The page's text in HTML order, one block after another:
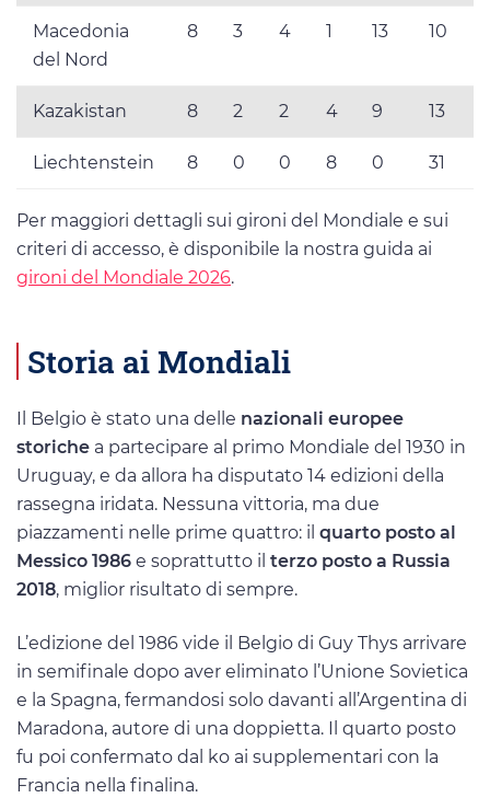
Macedonia
del Nord
8 3 4 1 13 10
Kazakistan 8 2 2 4 9 13
Liechtenstein 8 0 0 8 0 31
Per maggiori dettagli sui gironi del Mondiale e sui
criteri di accesso, è disponibile la nostra guida ai
gironi del Mondiale 2026.
Storia ai Mondiali
Il Belgio è stato una delle nazionali europee
storiche a partecipare al primo Mondiale del 1930 in
Uruguay, e da allora ha disputato 14 edizioni della
rassegna iridata. Nessuna vittoria, ma due
piazzamenti nelle prime quattro: il quarto posto al
Messico 1986 e soprattutto il terzo posto a Russia
2018, miglior risultato di sempre.
L’edizione del 1986 vide il Belgio di Guy Thys arrivare
in semifinale dopo aver eliminato l’Unione Sovietica
e la Spagna, fermandosi solo davanti all’Argentina di
Maradona, autore di una doppietta. Il quarto posto
fu poi confermato dal ko ai supplementari con la
Francia nella finalina.